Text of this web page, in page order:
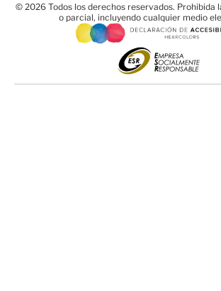
© 2026 Todos los derechos reservados. Prohibida
o parcial, incluyendo cualquier medio